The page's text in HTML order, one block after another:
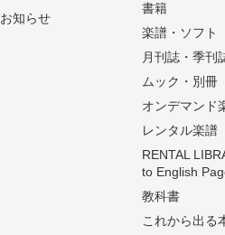
お知らせ
書籍
楽譜・ソフト
月刊誌・季刊
ムック・別冊
オンデマンド
レンタル楽譜
RENTAL
to English
教科書
これから出る